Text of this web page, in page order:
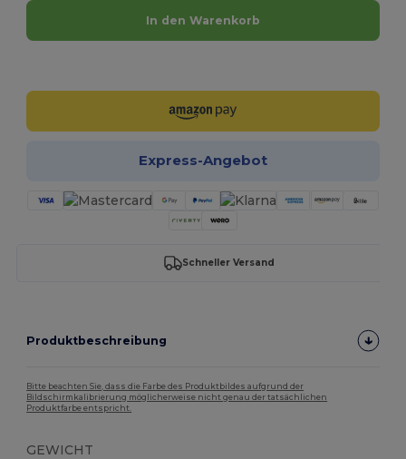
In den Warenkorb
Express-Angebot
Schneller Versand
Produktbeschreibung
Bitte beachten Sie, dass die Farbe des Produktbildes aufgrund der
Bildschirmkalibrierung möglicherweise nicht genau der tatsächlichen
Produktfarbe entspricht.
GEWICHT